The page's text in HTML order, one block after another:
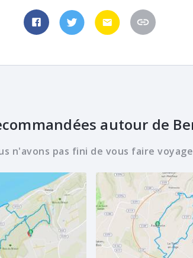
autour de
n'avons pas fini de vous faire